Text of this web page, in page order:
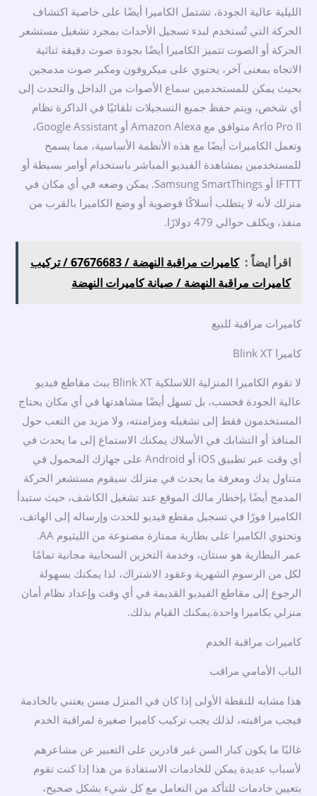
الليلية عالية الجودة، تشتمل الكاميرا أيضًا على خاصية اكتشاف
الحركة التي تُستخدم لبدء تسجيل الأحداث بمجرد تشغيل مستشعر
الحركة أو الصوت تتميز الكاميرا أيضًا بجودة صوت دقيقة ثنائية
الاتجاه بمعنى آخر، يحتوي على ميكروفون ومكبر صوت مدمجين
بحيث يمكن للمستخدمين سماع الأصوات من الداخل والتحدث إلى
أي شخص، ويتم حفظ جميع التسجيلات تلقائيًا في الذاكرة نظام
Arlo Pro II متوافق مع Amazon Alexa أو Google Assistant،
وتعمل الكاميرات أيضًا مع هذه الأنظمة الأساسية، مما يسمح
للمستخدمين بمشاهدة الفيديو المباشر باستخدام أوامر بسيطة أو
IFTTT أو Samsung SmartThings. يمكن وضعه في أي مكان في
منزلك لأنه لا يتطلب أسلاكًا فوضوية أو وضع الكاميرا بالقرب من
منفذ، ويكلف حوالي 479 دولارًا.
اقرأ ايضاً :
كاميرات مراقبة النهضة / 67676683 / تركيب
كاميرات مراقبة النهضة / صيانة كاميرات النهضة
كاميرات مراقبة للبيع
كاميرا Blink XT
لا تقوم الكاميرا المنزلية اللاسلكية Blink XT ببث مقاطع فيديو
عالية الجودة فحسب، بل تسهل أيضًا مشاهدتها في أي مكان يحتاج
المستخدمون فقط إلى تشغيله ومزامنته، ولا مزيد من التعب حول
المنافذ أو التشابك في الأسلاك يمكنك الاستماع إلى ما يحدث في
أي وقت عبر تطبيق iOS أو Android على جهازك المحمول في
متناول يدك ومعرفة ما يحدث في منزلك سيقوم مستشعر الحركة
المدمج أيضًا بإخطار مالك الموقع عند تشغيل الكاشف، حيث ستبدأ
الكاميرا فورًا في تسجيل مقطع فيديو للحدث وإرساله إلى الهاتف،
وتحتوي الكاميرا على بطارية ممتازة مصنوعة من الليثيوم AA.
عمر البطارية هو سنتان، وخدمة التخزين السحابية مجانية تمامًا
لكل من الرسوم الشهرية وعقود الاشتراك، لذا يمكنك بسهولة
الرجوع إلى مقاطع الفيديو القديمة في أي وقت وإعداد نظام أمان
منزلي بكاميرا واحدة.يمكنك القيام بذلك.
كاميرات مراقبة الخدم
الباب الأمامي مراقب
هذا مشابه للنقطة الأولى إذا كان في المنزل مسن يعتني بالخادمة
فيجب مراقبته، لذلك يجب تركيب كاميرا صغيرة لمراقبة الخدم
غالبًا ما يكون كبار السن غير قادرين على التعبير عن مشاعرهم
لأسباب عديدة يمكن للخادمات الاستفادة من هذا إذا كنت تقوم
بتعيين خادمات للتأكد من التعامل مع كل شيء بشكل صحيح،